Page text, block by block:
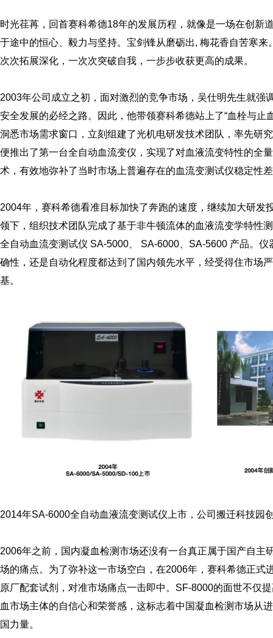
时光荏苒，回首赛科希德18年的发展历程，就像是一场在创新
于途中的恒心、毅力与坚持。宝剑锋从磨砺出, 梅花香自苦寒
次次拓展深化，一次次突破自我，一步步收获更高的成果。
2003年公司成立之初，面对激烈的竞争市场，吴仕明先生就
安全发展的必经之路。因此，他带领赛科希德站上了“血栓与
洞悉市场需求窗口，立刻组建了光机电研发技术团队，率先研
便推出了第一台全自动血流变仪，实现了对血液流变特性的全
术，有效地弥补了当时市场上普遍存在的血流变测试仪稳定性
2004年，赛科希德看准目标加快了奔跑的速度，继续加大研
领下，组织技术团队完成了基于非牛顿流体的血液流变学特性
全自动血流变测试仪 SA-5000、 SA-6000、SA-5600 产品。
确性，还是自动化程度都达到了国内领先水平，经受得住市场
基。
2014年SA-6000全自动血液流变测试仪上市，公司搬迁科技园
2006年之前，国内凝血检测市场还没有一台真正属于国产自
场的痛点。为了弥补这一市场空白，在2006年，赛科希德正
原厂配套试剂，对准市场痛点一击即中。SF-8000的面世不仅
血市场主体的自信心和荣誉感，这标志着中国凝血检测市场从
国力量。